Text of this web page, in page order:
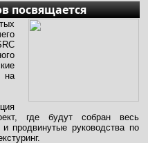
посвящается
на
где будут собран весь
продвинутые руководства по